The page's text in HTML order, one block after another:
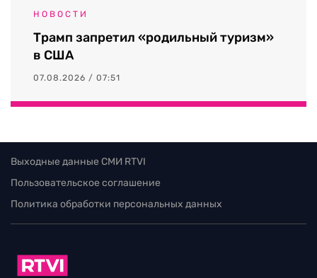
НОВОСТИ
Трамп запретил «родильный туризм»
в США
07.08.2026 / 07:51
Выходные данные СМИ RTVI
Пользовательское соглашение
Политика обработки персональных данных